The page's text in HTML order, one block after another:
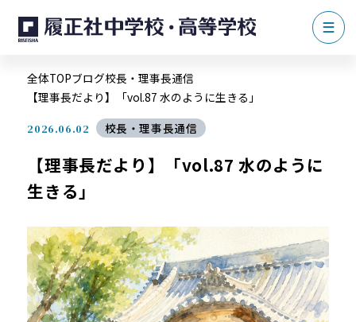
全体TOPブログ校長・理事長通信
【理事長だより】「vol.87 水のように生きる」
2026.06.02 校長・理事長通信
【理事長だより】「vol.87 水のように
生きる」